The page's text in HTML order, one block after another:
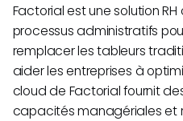
Factorial est une solution
processus administratifs
remplacer les tableurs
aider les entreprises à
cloud de Factorial fournit
capacités managériales et